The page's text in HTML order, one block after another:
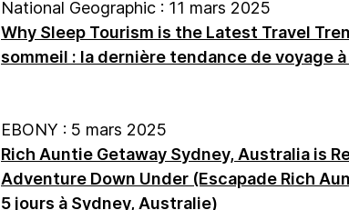
National Geographic : 11 mars 2025
Why Sleep Tourism is the Latest Travel
sommeil : la dernière tendance de voyage
EBONY : 5 mars 2025
Rich Auntie Getaway Sydney, Australia is
Adventure Down Under (Escapade Rich
5 jours à Sydney, Australie)